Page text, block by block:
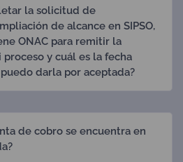
la solicitud de
de alcance en SIPSO,
ONAC para remitir la
y cuál es la fecha
darla por aceptada?
de cobro se encuentra en